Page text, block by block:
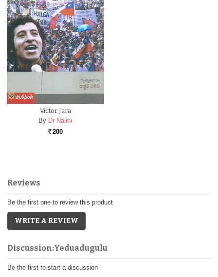
Victor Jara
By Dr Nalini
Rs. 200
Reviews
Be the first one to review this product
WRITE A REVIEW
Discussion:Yeduadugulu
Be the first to start a discussion